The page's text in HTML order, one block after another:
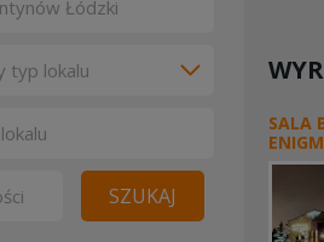
SALA
SZUKAJ